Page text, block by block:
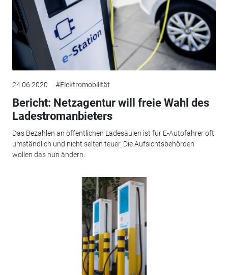
24.06.2020 #Elektromobilität
Bericht: Netzagentur will freie Wahl des
Ladestromanbieters
Das Bezahlen an öffentlichen Ladesäulen ist für E-Autofahrer oft
umständlich und nicht selten teuer. Die Aufsichtsbehörden
wollen das nun ändern.